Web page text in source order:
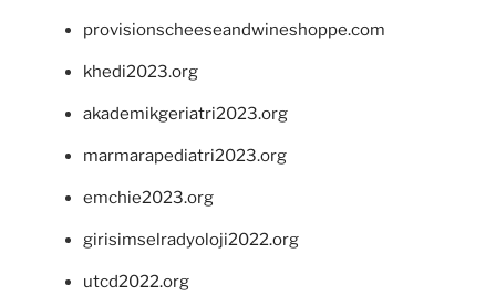
provisionscheeseandwineshoppe.com
khedi2023.org
akademikgeriatri2023.org
marmarapediatri2023.org
emchie2023.org
girisimselradyoloji2022.org
utcd2022.org